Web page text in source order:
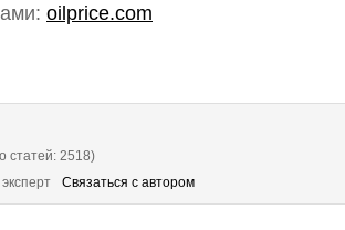
oilprice.com
статей: 2518)
Связаться с автором